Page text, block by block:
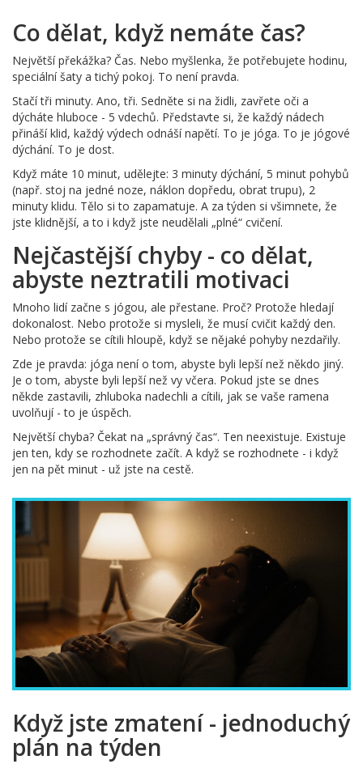
Co dělat, když nemáte čas?
Největší překážka? Čas. Nebo myšlenka, že potřebujete hodinu,
speciální šaty a tichý pokoj. To není pravda.
Stačí tři minuty. Ano, tři. Sedněte si na židli, zavřete oči a
dýcháte hluboce - 5 vdechů. Představte si, že každý nádech
přináší klid, každý výdech odnáší napětí. To je jóga. To je jógové
dýchání. To je dost.
Když máte 10 minut, udělejte: 3 minuty dýchání, 5 minut pohybů
(např. stoj na jedné noze, náklon dopředu, obrat trupu), 2
minuty klidu. Tělo si to zapamatuje. A za týden si všimnete, že
jste klidnější, a to i když jste neudělali „plné“ cvičení.
Nejčastější chyby - co dělat,
abyste neztratili motivaci
Mnoho lidí začne s jógou, ale přestane. Proč? Protože hledají
dokonalost. Nebo protože si mysleli, že musí cvičit každý den.
Nebo protože se cítili hloupě, když se nějaké pohyby nezdařily.
Zde je pravda: jóga není o tom, abyste byli lepší než někdo jiný.
Je o tom, abyste byli lepší než vy včera. Pokud jste se dnes
někde zastavili, zhluboka nadechli a cítili, jak se vaše ramena
uvolňují - to je úspěch.
Největší chyba? Čekat na „správný čas“. Ten neexistuje. Existuje
jen ten, kdy se rozhodnete začít. A když se rozhodnete - i když
jen na pět minut - už jste na cestě.
Když jste zmatení - jednoduchý
plán na týden